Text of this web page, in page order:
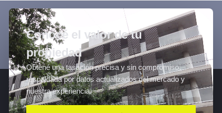
Conocé el valor de tu
propiedad
Obtené una tasación precisa y sin compromiso,
respaldada por datos actualizados del mercado y
nuestra experiencia.